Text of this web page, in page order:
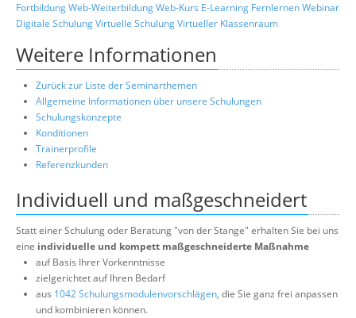
FortbildungWeb-WeiterbildungWeb-Kurs E-Learning FernlernenWebinar
Digitale SchulungVirtuelle SchulungVirtueller Klassenraum
Weitere Informationen
Zurück zur Liste der Seminarthemen
Allgemeine Informationen über unsere Schulungen
Schulungskonzepte
Konditionen
Trainerprofile
Referenzkunden
Individuell und maßgeschneidert
Statt einer Schulung oder Beratung "von der Stange" erhalten Sie bei uns
eine individuelle und kompett maßgeschneiderte Maßnahme
auf Basis Ihrer Vorkenntnisse
zielgerichtet auf Ihren Bedarf
aus 1042 Schulungsmodulenvorschlägen, die Sie ganz frei anpassen
und kombinieren können.